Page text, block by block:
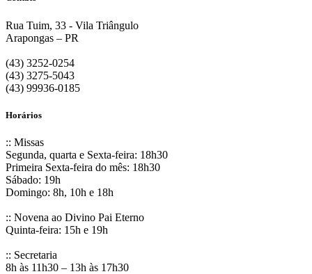
Rua Tuim, 33 - Vila Triângulo
Arapongas – PR
(43) 3252-0254
(43) 3275-5043
(43) 99936-0185
Horários
:: Missas
Segunda, quarta e Sexta-feira: 18h30
Primeira Sexta-feira do mês: 18h30
Sábado: 19h
Domingo: 8h, 10h e 18h
:: Novena ao Divino Pai Eterno
Quinta-feira: 15h e 19h
:: Secretaria
8h às 11h30 – 13h às 17h30